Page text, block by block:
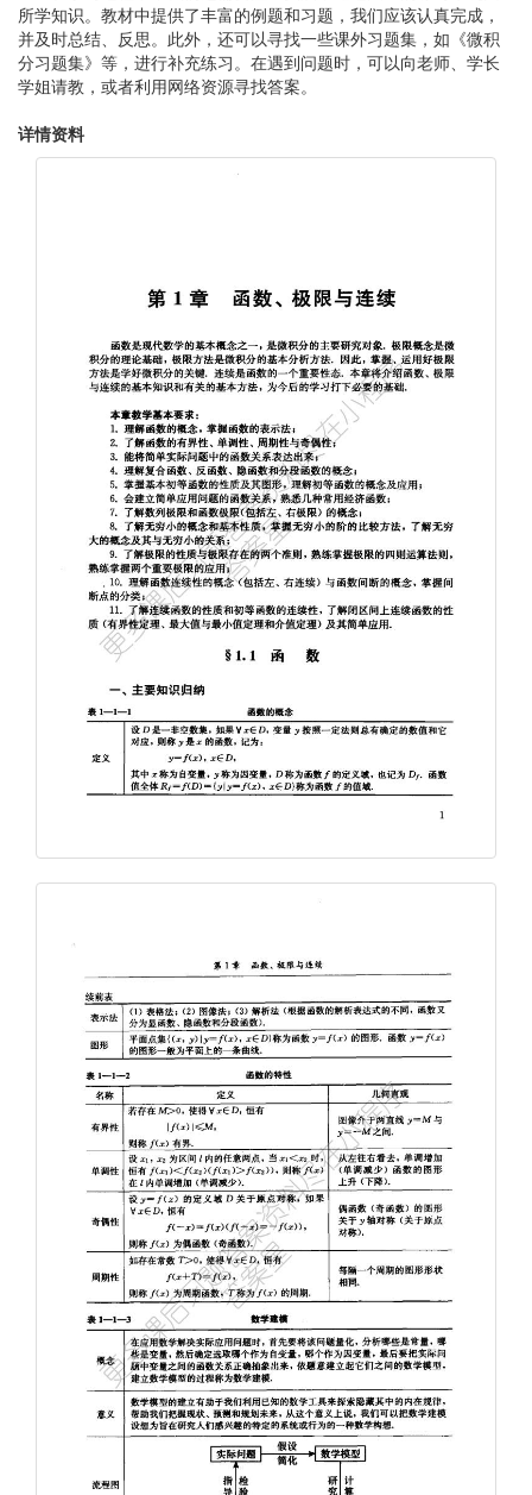
所学知识。教材中提供了丰富的例题和习题，我们应该认真完成，
并及时总结、反思。此外，还可以寻找一些课外习题集，如《微积
分习题集》等，进行补充练习。在遇到问题时，可以向老师、学长
学姐请教，或者利用网络资源寻找答案。
详情资料